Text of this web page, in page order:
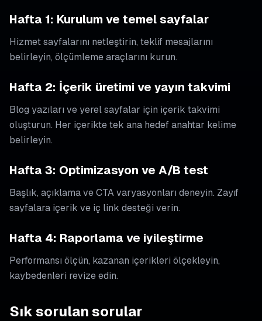
Hafta 1: Kurulum ve temel sayfalar
Hizmet sayfalarını netleştirin, teklif mesajlarını
belirleyin, ölçümleme araçlarını kurun.
Hafta 2: İçerik üretimi ve yayın takvimi
Blog yazıları ve yerel sayfalar için içerik takvimi
oluşturun. Her içerikte tek ana hedef anahtar kelime
belirleyin.
Hafta 3: Optimizasyon ve A/B test
Başlık, açıklama ve CTA varyasyonları deneyin. Zayıf
sayfalara içerik ve iç link desteği verin.
Hafta 4: Raporlama ve iyileştirme
Performansı ölçün, kazanan içerikleri ölçekleyin,
kaybedenleri revize edin.
Sık sorulan sorular